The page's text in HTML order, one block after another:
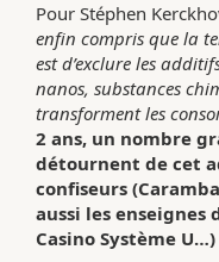
Pour Stéphen
enfin compris que la
est d’exclure les
nanos, substances
transforment les
2 ans, un nombre
détournent de cet
confiseurs
aussi les
Casino Système U…)